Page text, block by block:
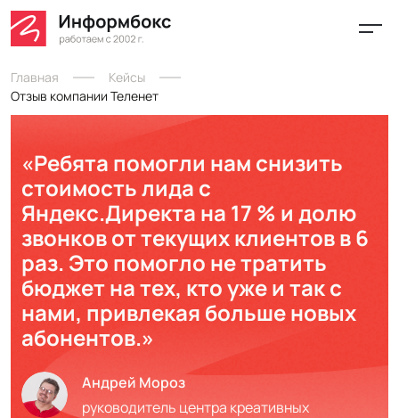
Главная
Кейсы
Отзыв компании Теленет
«Ребята помогли нам снизить
стоимость лида с
Яндекс.Директа на 17 % и долю
звонков от текущих клиентов в 6
раз. Это помогло не тратить
бюджет на тех, кто уже и так с
нами, привлекая больше новых
абонентов.»
Андрей Мороз
руководитель центра креативных